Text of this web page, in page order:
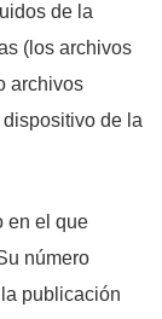
de la
(los archivos
archivos
de la
en el que
número
publicación